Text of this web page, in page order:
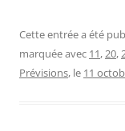
Cette entrée a été
marquée avec 11,20,
Prévisions, le 11